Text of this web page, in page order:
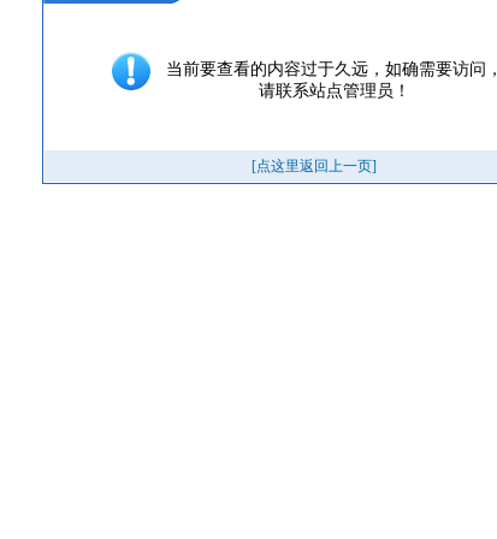
当前要查看的内容过于久远，如确需要访问，
请联系站点管理员！
[点这里返回上一页]